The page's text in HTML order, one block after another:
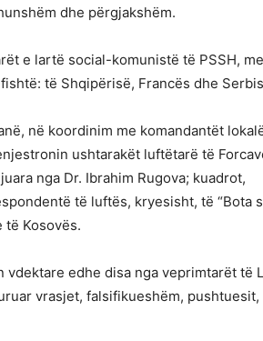
dhe përgjakshëm.
e lartë social-komunistë të PSSH, me
të Shqipërisë, Francës dhe
në koordinim me komandantët
ushtarakët luftëtarë të
nga Dr. Ibrahim Rugova; kuadrot,
të luftës, kryesisht, të “Bota
të Kosovës.
vdektare edhe disa nga veprimtarët të
vrasjet, falsifikueshëm, pushtuesit,